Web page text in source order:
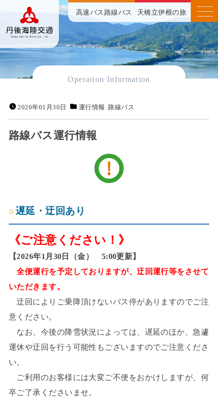
高速バス 路線バス 天橋立伊根の旅
Operation Information
2026年01月30日 運行情報 路線バス
路線バス運行情報
遅延・迂回あり
《ご注意ください！》
【2026年1月30日（金） 5:00更新】
全便運行を予定しておりますが、迂回運行等をさせて
いただきます。
迂回によりご乗降頂けないバス停がありますのでご注
意ください。
なお、今後の降雪状況によっては、遅延のほか、急遽
運休や迂回を行う可能性もございますのでご注意くださ
い。
ご利用のお客様には大変ご不便をおかけしますが、何
卒ご了承くださいませ。